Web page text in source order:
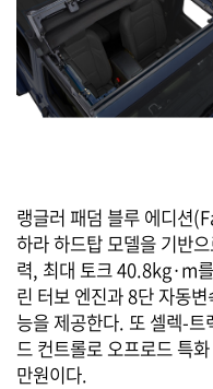
랭글러 패덤 블루 에디
하라 하드탑 모델을 기반
력, 최대 토크 40.8kg·m
린 터보 엔진과 8단 자동
능을 제공한다. 또 셀렉-
드 컨트롤로 오프로드 특
만원이다.